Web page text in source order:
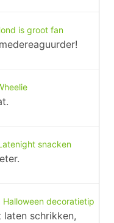
is groot fan
snacken
Halloween decoratietip
schrikken,